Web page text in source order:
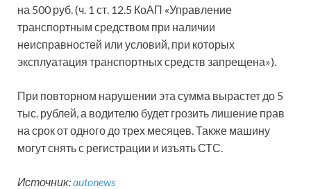
на 500 руб. (ч. 1 ст. 12.5 КоАП «Управление
транспортным средством при наличии
неисправностей или условий, при которых
эксплуатация транспортных средств запрещена»).
При повторном нарушении эта сумма вырастет до 5
тыс. рублей, а водителю будет грозить лишение прав
на срок от одного до трех месяцев. Также машину
могут снять с регистрации и изъять СТС.
Источник:autonews